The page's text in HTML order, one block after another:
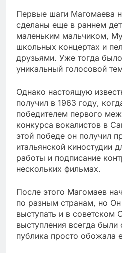
Первые шаги Магомаева
сделаны еще в раннем
маленьким мальчиком,
школьных концертах и
друзьями. Уже тогда
уникальный голосовой
Однако настоящую
получил в 1963 году,
победителем первого
конкурса вокалистов в
этой победе он получил
итальянской киностудии
работы и подписание
нескольких фильмах.
После этого Магомаев
по разным странам, но
выступать и в советском
выступления всегда
публика просто обожала